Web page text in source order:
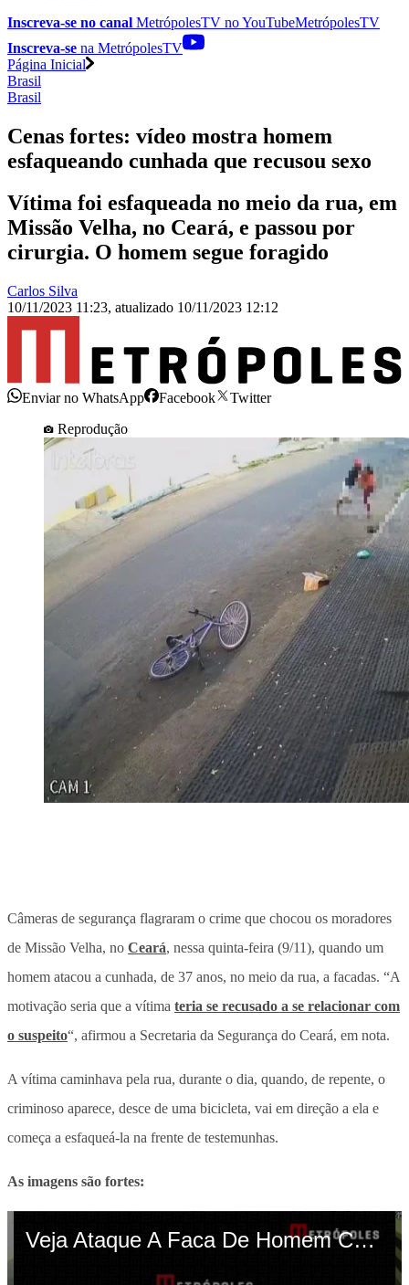
Inscreva-se no canal MetrópolesTV noYouTubeMetrópolesTV
Inscreva-se na MetrópolesTV
Página Inicial
Brasil
Brasil
Cenas fortes: vídeo mostra homem
esfaqueando cunhada que recusou sexo
Vítima foi esfaqueada no meio da rua, em
Missão Velha, no Ceará, e passou por
cirurgia. O homem segue foragido
Carlos Silva
10/11/2023 11:23, atualizado 10/11/2023 12:12
Enviar no WhatsApp Facebook
Twitter
Reprodução
Câmeras de segurança flagraram o crime que chocou os moradores
de Missão Velha, no Ceará, nessa quinta-feira (9/11), quando um
homem atacou a cunhada, de 37 anos, no meio da rua, a facadas. “A
motivação seria que a vítima teria se recusado a se relacionar com
o suspeito“, afirmou a Secretaria da Segurança do Ceará, em nota.
A vítima caminhava pela rua, durante o dia, quando, de repente, o
criminoso aparece, desce de uma bicicleta, vai em direção a ela e
começa a esfaqueá-la na frente de testemunhas.
As imagens são fortes: